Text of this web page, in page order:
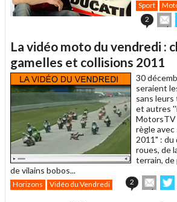
Sport
2
cet
un
ami
La vidéo moto du vendredi :
gamelles et collisions 2011
30
seraient
sans
et autres
MotorsTV
règle
2011" :
roues, de
terrain,
de vilains bobos...
Horizons Vidéo du Vendredi 2
cet sur